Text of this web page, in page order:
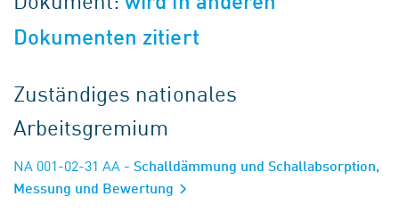
Dokumenten zitiert
Zuständiges nationales
Arbeitsgremium
NA 001-02-31 AA - Schalldämmung und Schallabsorption,
Messung und Bewertung